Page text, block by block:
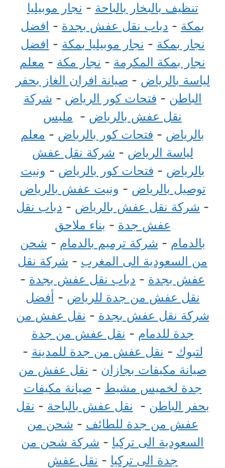
تنظيف بالبخار بالباحة - نجار موبيليا
بمكة - دباب نقل عفش بجدة - افضل
نجار بمكة - نجار موبيليا بمكة - افضل
نجار بمكة المكرمة - نجار مكة - معلم
لياسة بالرياض - صيانة افران الغاز بحفر
الباطن - فتحات كور الرياض - شركة
نقل عفش بالرياض - مليس
بالرياض - فتحات كور بالرياض - معلم
لياسة الرياض - شركة نقل عفش
بالرياض - فتحات كور بالرياض - ونيت
توصيل بالرياض - ونيت عفش بالرياض
- شركة نقل عفش بالرياض - دباب نقل
عفش جدة - بناء ملاحق
بالدمام - شركة ترميم بالدمام - شحن
من السعودية الى المغرب - شركة نقل
عفش بجدة - دباب نقل عفش بجدة -
نقل عفش من جدة للرياض - أفضل
شركة نقل عفش بجدة - نقل عفش من
جدة للدمام - نقل عفش من جدة
لتبوك - نقل عفش من جدة للمدينة -
صيانة مكيفات بجازان - نقل عفش من
جدة لخميس مشيط - صيانة مكيفات
بحفر الباطن - نقل عفش بالباحة - نقل
عفش من جدة للطائف - شحن من
السعودية الى تركيا - شركة شحن من
جدة الى تركيا - نقل عفش